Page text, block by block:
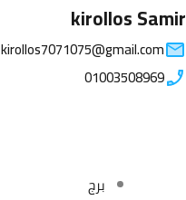
kirollos Samir
kirollos7071075@gmail.com
01003508969
برج